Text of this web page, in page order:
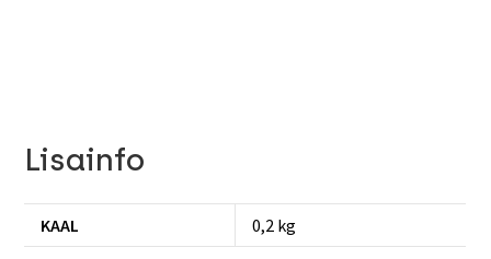
Lisainfo
KAAL 0,2 kg